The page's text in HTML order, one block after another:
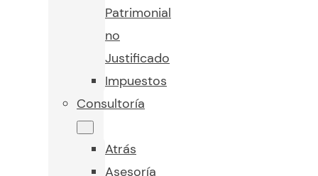
Patrimonial
no
Justificado
Impuestos
Consultoría
Atrás
Asesoría